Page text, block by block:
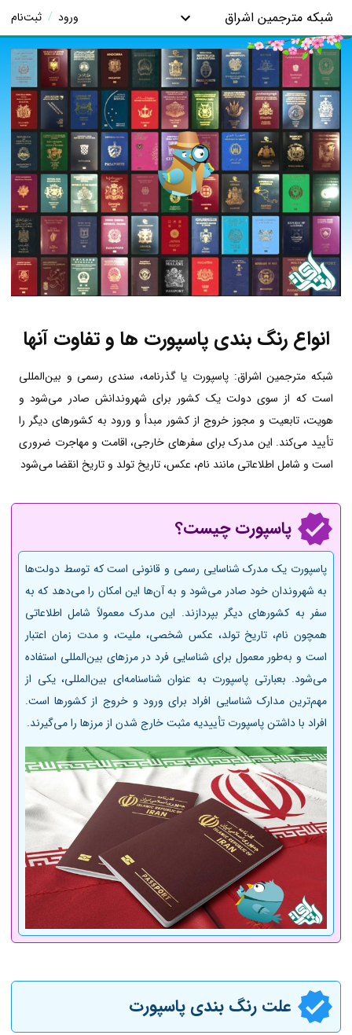
شبکه مترجمین اشراق ورود / ثبت‌نام
انواع رنگ بندی پاسپورت ها و تفاوت آنها
شبکه مترجمین اشراق: پاسپورت یا گذرنامه، سندی رسمی و بین‌المللی
است که از سوی دولت یک کشور برای شهروندانش صادر می‌شود و
هویت، تابعیت و مجوز خروج از کشور مبدأ و ورود به کشورهای دیگر را
تأیید می‌کند. این مدرک برای سفرهای خارجی، اقامت و مهاجرت ضروری
است و شامل اطلاعاتی مانند نام، عکس، تاریخ تولد و تاریخ انقضا می‌شود
پاسپورت چیست؟
پاسپورت یک مدرک شناسایی رسمی و قانونی است که توسط دولت‌ها
به شهروندان خود صادر می‌شود و به آن‌ها این امکان را می‌دهد که به
سفر به کشورهای دیگر بپردازند. این مدرک معمولاً شامل اطلاعاتی
همچون نام، تاریخ تولد، عکس شخصی، ملیت، و مدت زمان اعتبار
است و به‌طور معمول برای شناسایی فرد در مرزهای بین‌المللی استفاده
می‌شود. بعبارتی پاسپورت به عنوان شناسنامه‌ای بین‌المللی، یکی از
مهم‌ترین مدارک شناسایی افراد برای ورود و خروج از کشورها است.
افراد با داشتن پاسپورت تأییدیه مثبت خارج شدن از مرز‌ها را می‌گیرند.
علت رنگ بندی پاسپورت